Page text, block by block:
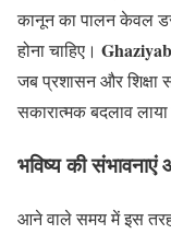
कानून का पालन केवल
होना चाहिए।
जब प्रशासन और शिक्षा
सकारात्मक बदलाव
भविष्य की संभावनाएं
आने वाले समय में इस तरह